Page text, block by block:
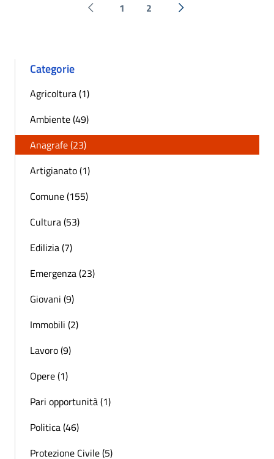
Pagina precedente
1 2 Successiva »
Categorie
Agricoltura (1)
Ambiente (49)
Anagrafe (23)
Artigianato (1)
Comune (155)
Cultura (53)
Edilizia (7)
Emergenza (23)
Giovani (9)
Immobili (2)
Lavoro (9)
Opere (1)
Pari opportunità (1)
Politica (46)
Protezione Civile (5)